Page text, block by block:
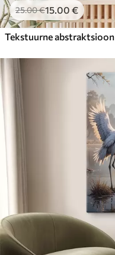
25.00€15.00 €
Tekstuurne abstraktsioon